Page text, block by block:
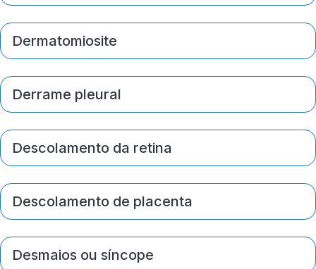
Dermatomiosite
Derrame pleural
Descolamento da retina
Descolamento de placenta
Desmaios ou síncope